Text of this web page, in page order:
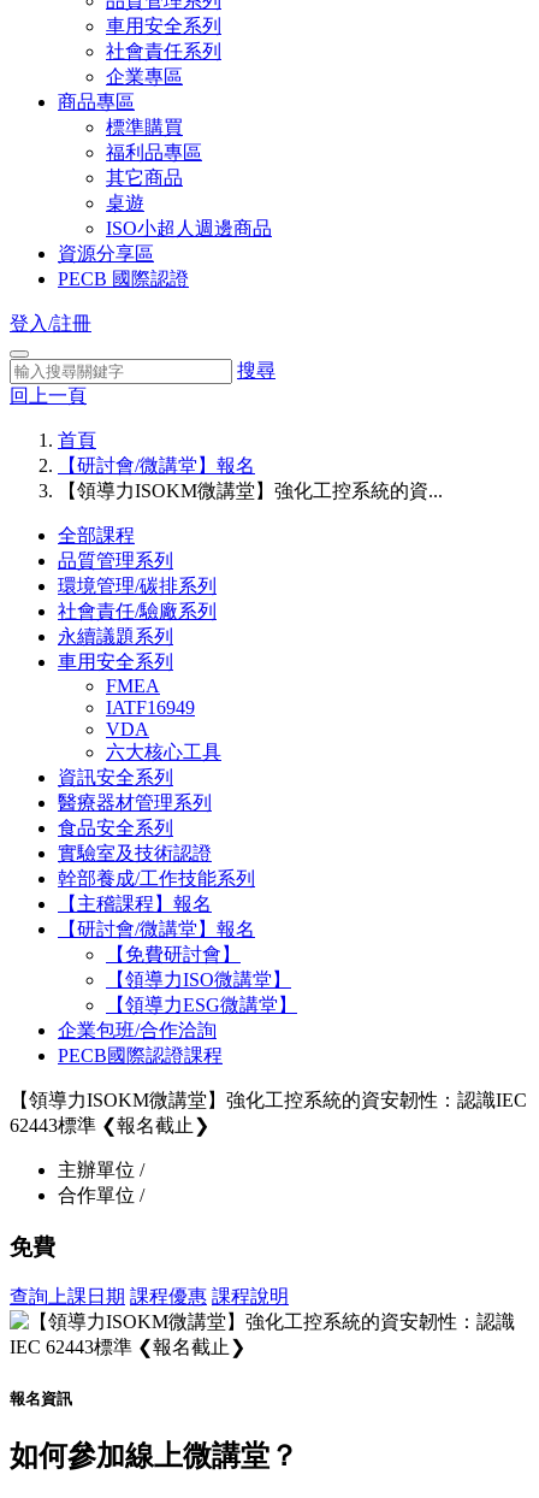
車用安全系列
社會責任系列
企業專區
商品專區
標準購買
福利品專區
其它商品
桌遊
ISO小超人週邊商品
資源分享區
PECB 國際認證
登入/註冊
搜尋
回上一頁
首頁
【研討會/微講堂】報名
【領導力ISOKM微講堂】強化工控系統的資...
全部課程
品質管理系列
環境管理/碳排系列
社會責任/驗廠系列
永續議題系列
車用安全系列
FMEA
IATF16949
VDA
六大核心工具
資訊安全系列
醫療器材管理系列
食品安全系列
實驗室及技術認證
幹部養成/工作技能系列
【主稽課程】報名
【研討會/微講堂】報名
【免費研討會】
【領導力ISO微講堂】
【領導力ESG微講堂】
企業包班/合作洽詢
PECB國際認證課程
【領導力ISOKM微講堂】強化工控系統的資安韌性：認識IEC
62443標準 ❮報名截止❯
主辦單位 /
合作單位 /
免費
查詢上課日期 課程優惠 課程說明
報名資訊
如何參加線上微講堂？